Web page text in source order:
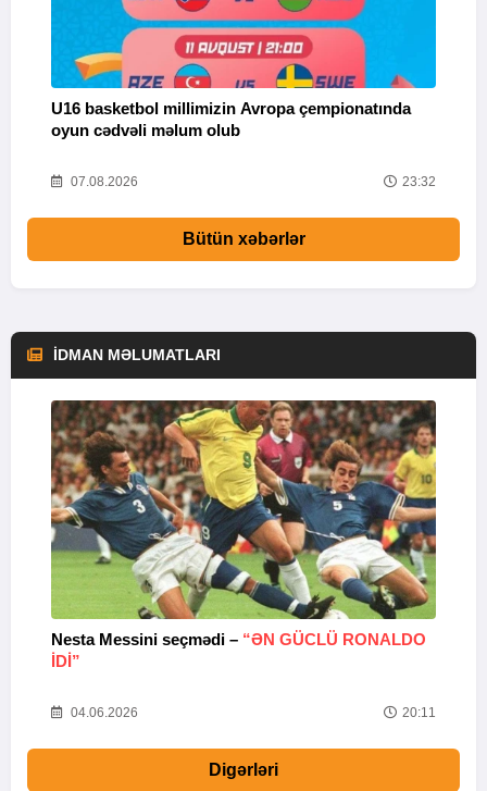
U16 basketbol millimizin Avropa çempionatında
oyun cədvəli məlum olub
07.08.2026 23:32
Bütün xəbərlər
İDMAN MƏLUMATLARI
Nesta Messini seçmədi – “ƏN GÜCLÜ RONALDO
IDI”
04.06.2026 20:11
Digərləri